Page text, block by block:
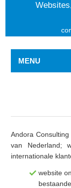
MENU
Andora
van Nederland;
internationale
website